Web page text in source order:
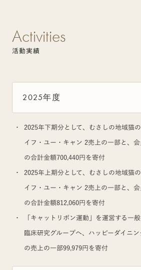
Activities
活動実績
2025年度
2025年下期分として、むさしの地域猫
イフ・ユー・キャン 2売上の一部と、
の合計金額700,440円を寄付
2025年上期分として、むさしの地域猫
イフ・ユー・キャン 2売上の一部と、
の合計金額812,060円を寄付
「キャットリボン運動」を運営する一
臨床研究グループへ、ハッピーダイニ
の売上の一部99,979円を寄付